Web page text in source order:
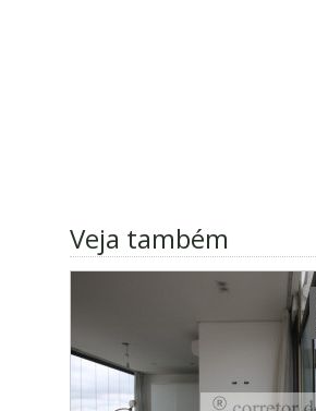
Veja também